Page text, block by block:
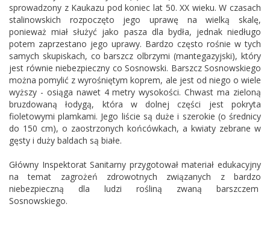
sprowadzony z Kaukazu pod koniec lat 50. XX wieku. W czasach
stalinowskich rozpoczęto jego uprawę na wielką skalę,
ponieważ miał służyć jako pasza dla bydła, jednak niedługo
potem zaprzestano jego uprawy. Bardzo często rośnie w tych
samych skupiskach, co barszcz olbrzymi (mantegazyjski), który
jest równie niebezpieczny co Sosnowski. Barszcz Sosnowskiego
można pomylić z wyrośniętym koprem, ale jest od niego o wiele
wyższy - osiąga nawet 4 metry wysokości. Chwast ma zieloną
bruzdowaną łodygą, która w dolnej części jest pokryta
fioletowymi plamkami. Jego liście są duże i szerokie (o średnicy
do 150 cm), o zaostrzonych końcówkach, a kwiaty zebrane w
gęsty i duży baldach są białe.
Główny Inspektorat Sanitarny przygotował materiał edukacyjny
na temat zagrożeń zdrowotnych związanych z bardzo
niebezpieczną dla ludzi rośliną zwaną barszczem
Sosnowskiego.